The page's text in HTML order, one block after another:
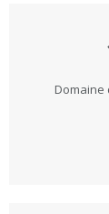
Domaine